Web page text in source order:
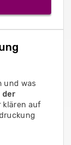
und was
der
klären auf